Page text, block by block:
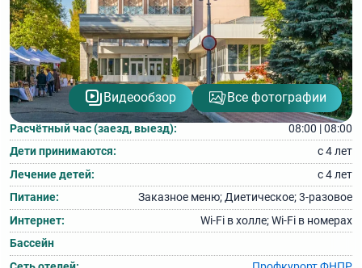
Видеообзор Все фотографии
Расчётный час (заезд, выезд):
08:00 | 08:00
Дети принимаются:
с 4 лет
Лечение детей:
с 4 лет
Питание:
Заказное меню; Диетическое; 3‑разовое
Интернет:
Wi‑Fi в холле; Wi‑Fi в номерах
Бассейн